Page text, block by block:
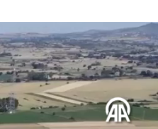
Devamını Oku ->